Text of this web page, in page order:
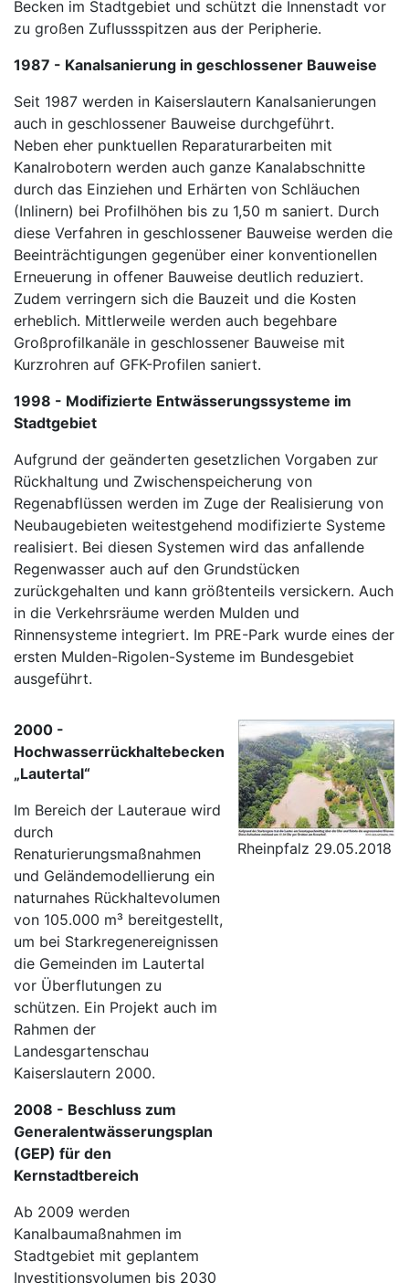
Becken im Stadtgebiet und schützt die Innenstadt vor
zu großen Zuflussspitzen aus der Peripherie.
1987 - Kanalsanierung in geschlossener Bauweise
Seit 1987 werden in Kaiserslautern Kanalsanierungen
auch in geschlossener Bauweise durchgeführt.
Neben eher punktuellen Reparaturarbeiten mit
Kanalrobotern werden auch ganze Kanalabschnitte
durch das Einziehen und Erhärten von Schläuchen
(Inlinern) bei Profilhöhen bis zu 1,50 m saniert. Durch
diese Verfahren in geschlossener Bauweise werden die
Beeinträchtigungen gegenüber einer konventionellen
Erneuerung in offener Bauweise deutlich reduziert.
Zudem verringern sich die Bauzeit und die Kosten
erheblich. Mittlerweile werden auch begehbare
Großprofilkanäle in geschlossener Bauweise mit
Kurzrohren auf GFK-Profilen saniert.
1998 - Modifizierte Entwässerungssysteme im
Stadtgebiet
Aufgrund der geänderten gesetzlichen Vorgaben zur
Rückhaltung und Zwischenspeicherung von
Regenabflüssen werden im Zuge der Realisierung von
Neubaugebieten weitestgehend modifizierte Systeme
realisiert. Bei diesen Systemen wird das anfallende
Regenwasser auch auf den Grundstücken
zurückgehalten und kann größtenteils versickern. Auch
in die Verkehrsräume werden Mulden und
Rinnensysteme integriert. Im PRE-Park wurde eines der
ersten Mulden-Rigolen-Systeme im Bundesgebiet
ausgeführt.
Rheinpfalz 29.05.2018
2000 -
Hochwasserrückhaltebecken
„Lautertal“
Im Bereich der Lauteraue wird
durch
Renaturierungsmaßnahmen
und Geländemodellierung ein
naturnahes Rückhaltevolumen
von 105.000 m³ bereitgestellt,
um bei Starkregenereignissen
die Gemeinden im Lautertal
vor Überflutungen zu
schützen. Ein Projekt auch im
Rahmen der
Landesgartenschau
Kaiserslautern 2000.
2008 - Beschluss zum
Generalentwässerungsplan
(GEP) für den
Kernstadtbereich
Ab 2009 werden
Kanalbaumaßnahmen im
Stadtgebiet mit geplantem
Investitionsvolumen bis 2030